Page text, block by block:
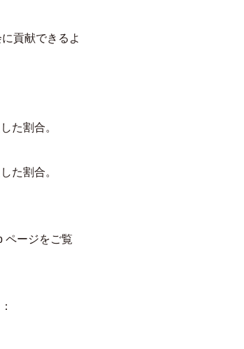
貢献できるよ
た割合。
た割合。
ページをご覧